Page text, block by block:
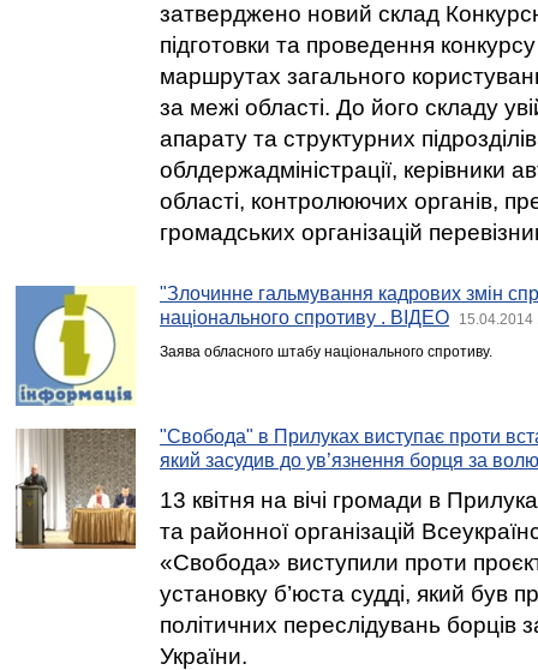
затверджено новий склад
підготовки та проведення
маршрутах загального
за межі області. До його складу
апарату та структурних підрозділів
облдержадміністрації, керівники
області, контролюючих органів,
громадських організацій
"Злочинне гальмування кадрових змін
національного спротиву . ВІДЕО
15.04.2014
Заява обласного штабу національного спротиву.
"Свобода" в Прилуках виступає проти
який засудив до ув’язнення борця за
13 квітня на вічі громади в
та районної організацій
«Свобода» виступили проти
установку б’юста судді, який був
політичних переслідувань борців
України.